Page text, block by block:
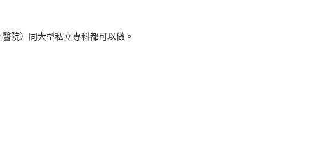
院）同大型私立專科都可以做。